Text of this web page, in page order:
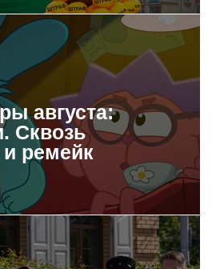
августа:
Сквозь
ремейк